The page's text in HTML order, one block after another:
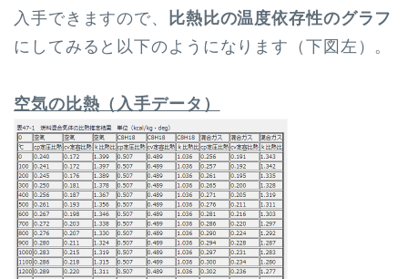
入手できますので、
比熱比の温度依存性のグラフ
にしてみると以下のようになります（下図左）。
空気の比熱（入手データ）